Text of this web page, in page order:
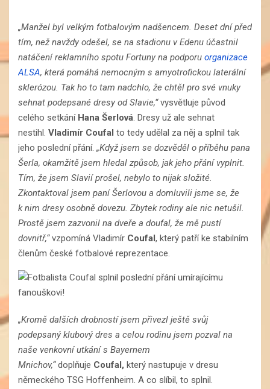
„Manžel byl velkým fotbalovým nadšencem. Deset dní před
tím, než navždy odešel, se na stadionu v Edenu účastnil
natáčení reklamního spotu Fortuny na podporu organizace
ALSA, která pomáhá nemocným s amyotrofickou laterální
sklerózou. Tak ho to tam nadchlo, že chtěl pro své vnuky
sehnat podepsané dresy od Slavie,“vysvětluje původ
celého setkání Hana Šerlová. Dresy už ale sehnat
nestihl. Vladimír Coufal to tedy udělal za něj a splnil tak
jeho poslední přání. „Když jsem se dozvěděl o příběhu pana
Šerla, okamžitě jsem hledal způsob, jak jeho přání vyplnit.
Tím, že jsem Slavií prošel, nebylo to nijak složité.
Zkontaktoval jsem paní Šerlovou a domluvili jsme se, že
k nim dresy osobně dovezu. Zbytek rodiny ale nic netušil.
Prostě jsem zazvonil na dveře a doufal, že mě pustí
dovnitř,“vzpomíná Vladimír Coufal , který patří ke stabilním
členům české fotbalové reprezentace.
„Kromě dalších drobností jsem přivezl ještě svůj
podepsaný klubový dres a celou rodinu jsem pozval na
naše venkovní utkání s Bayernem
Mnichov,“doplňuje Coufal, který nastupuje v dresu
německého TSG Hoffenheim. A co slíbil, to splnil.